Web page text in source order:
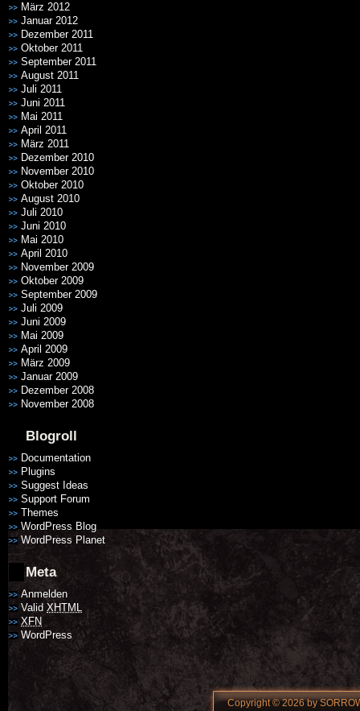
März 2012
Januar 2012
Dezember 2011
Oktober 2011
September 2011
August 2011
Juli 2011
Juni 2011
Mai 2011
April 2011
März 2011
Dezember 2010
November 2010
Oktober 2010
August 2010
Juli 2010
Juni 2010
Mai 2010
April 2010
November 2009
Oktober 2009
September 2009
Juli 2009
Juni 2009
Mai 2009
April 2009
März 2009
Januar 2009
Dezember 2008
November 2008
Blogroll
Documentation
Plugins
Suggest Ideas
Support Forum
Themes
WordPress Blog
WordPress Planet
Meta
Anmelden
Valid XHTML
XFN
WordPress
Copyright © 2026 by